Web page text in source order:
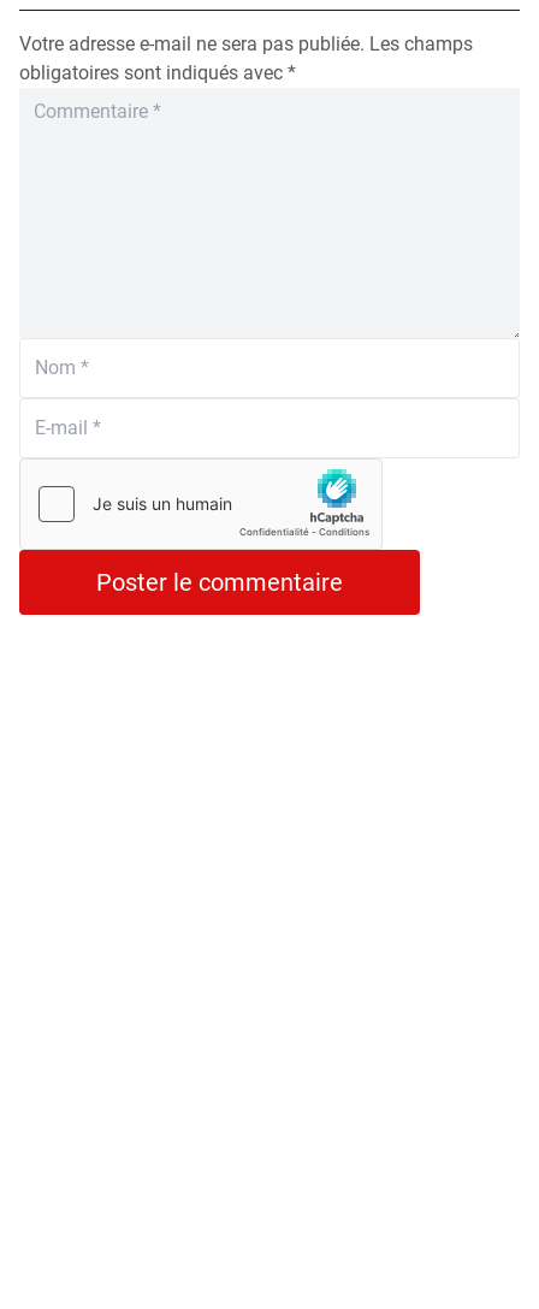
Votre adresse e-mail ne sera pas publiée. Les champs
obligatoires sont indiqués avec *